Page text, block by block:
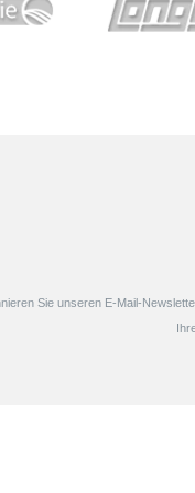
Trolleys.
zuverlässig
Sie unseren E-Mail-